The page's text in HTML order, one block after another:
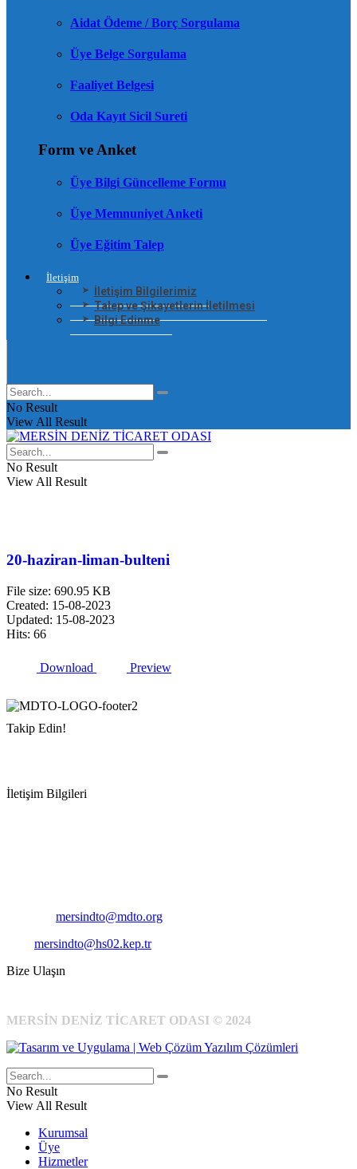
Aidat Ödeme / Borç Sorgulama
Üye Belge Sorgulama
Faaliyet Belgesi
Oda Kayıt Sicil Sureti
Form ve Anket
Üye Bilgi Güncelleme Formu
Üye Memnuniyet Anketi
Üye Eğitim Talep
İletişim
İletişim Bilgilerimiz
Talep ve Şikayetlerin İletilmesi
Bilgi Edinme
No Result
View All Result
No Result
View All Result
20-haziran-liman-bulteni
File size: 690.95 KB
Created: 15-08-2023
Updated: 15-08-2023
Hits: 66
Download Preview
Takip Edin!
İletişim Bilgileri
mersindto@mdto.org
mersindto@hs02.kep.tr
Bize Ulaşın
MERSİN DENİZ TİCARET ODASI © 2024
No Result
View All Result
Kurumsal
Üye
Hizmetler